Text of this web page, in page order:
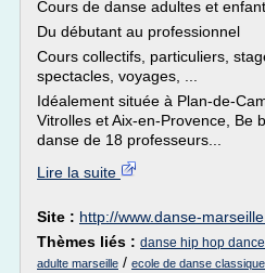
Cours de danse adultes et
Du débutant au professionnel
Cours collectifs, particuliers,
spectacles, voyages, ...
Idéalement située à Plan-de-
Vitrolles et Aix-en-Provence, Be
danse de 18 professeurs...
Lire la suite
Site : http://www.danse-
Thèmes liés : danse hip hop dance
adulte marseille / ecole de danse